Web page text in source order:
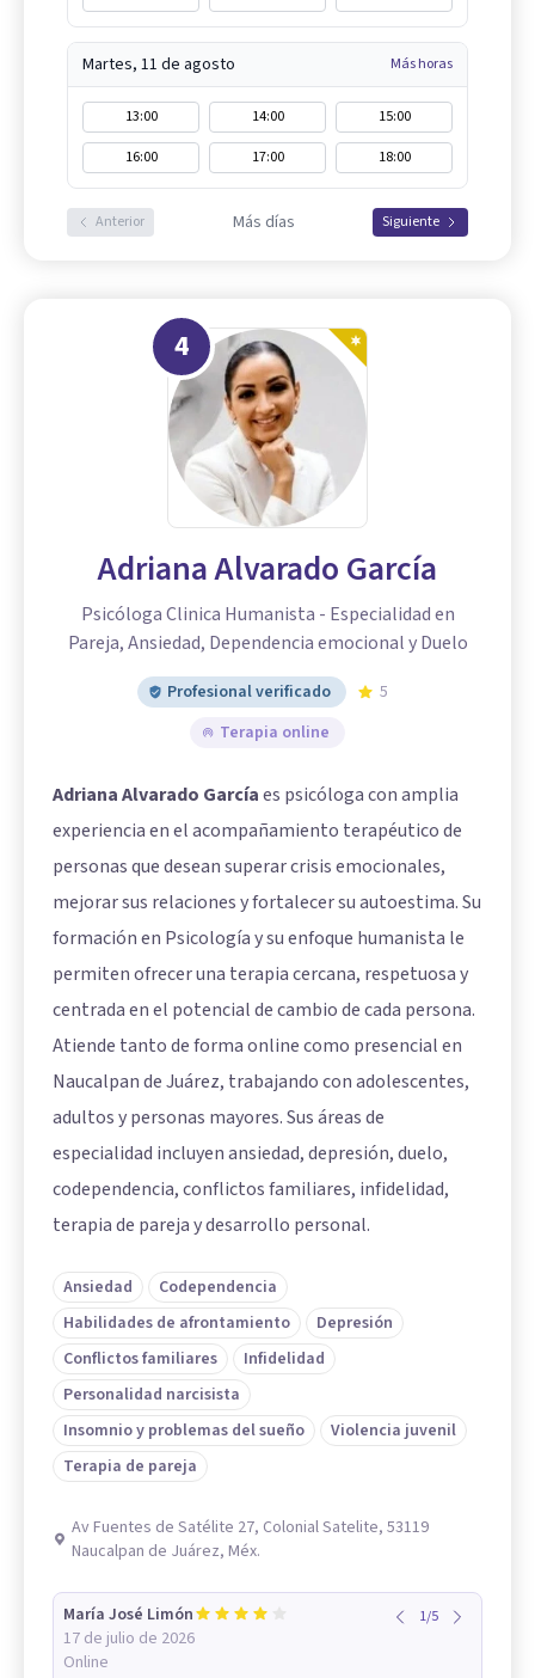
Martes, 11 de agosto Más horas
13:00 14:00
15:00
16:00
17:00 18:00
Anterior Más días Siguiente
4
Adriana Alvarado García
Psicóloga Clinica Humanista - Especialidad en
Pareja, Ansiedad, Dependencia emocional y Duelo
Profesional verificado
5
Terapia online
Adriana Alvarado Garcíaes psicóloga con amplia
experiencia en el acompañamiento terapéutico de
personas que desean superar crisis emocionales,
mejorar sus relaciones y fortalecer su autoestima. Su
formación en Psicología y su enfoque humanista le
permiten ofrecer una terapia cercana, respetuosa y
centrada en el potencial de cambio de cada persona.
Atiende tanto de forma online como presencial en
Naucalpan de Juárez, trabajando con adolescentes,
adultos y personas mayores. Sus áreas de
especialidad incluyen ansiedad, depresión, duelo,
codependencia, conflictos familiares, infidelidad,
terapia de pareja y desarrollo personal.
Ansiedad
Codependencia
Habilidades de afrontamiento
Depresión
Conflictos familiares
Infidelidad
Personalidad narcisista
Insomnio y problemas del sueño
Violencia juvenil
Terapia de pareja
Av Fuentes de Satélite 27, Colonial Satelite, 53119
Naucalpan de Juárez, Méx.
María José Limón
17 de julio de 2026
Online
1/5